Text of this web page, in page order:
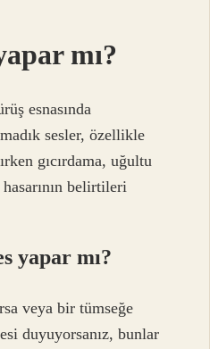
mı?
esnasında
sesler, özellikle
gıcırdama, uğultu
belirtileri
yapar mı?
veya bir tümseğe
duyuyorsanız, bunlar